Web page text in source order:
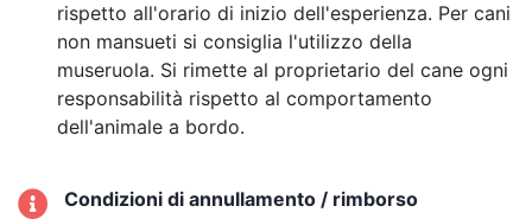
rispetto all'orario di inizio dell'esperienza. Per cani
non mansueti si consiglia l'utilizzo della
museruola. Si rimette al proprietario del cane ogni
responsabilità rispetto al comportamento
dell'animale a bordo.
Condizioni di annullamento / rimborso